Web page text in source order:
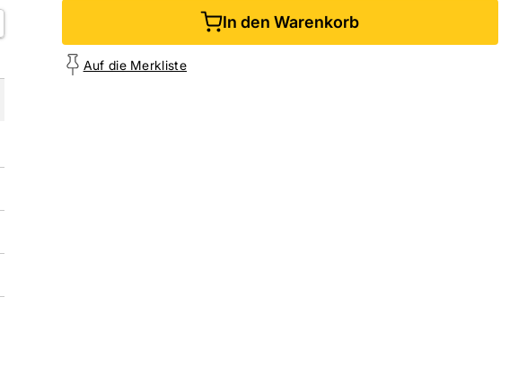
NIEDERLASSUNGEN
In den Warenkorb
Auf die Merkliste